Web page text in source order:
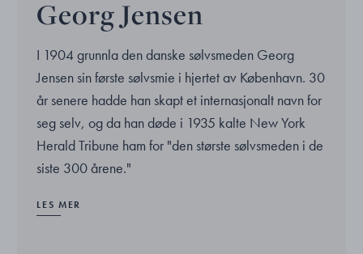
Georg Jensen
I 1904 grunnla den danske sølvsmeden Georg
Jensen sin første sølvsmie i hjertet av København. 30
år senere hadde han skapt et internasjonalt navn for
seg selv, og da han døde i 1935 kalte New York
Herald Tribune ham for "den største sølvsmeden i de
siste 300 årene."
LES MER